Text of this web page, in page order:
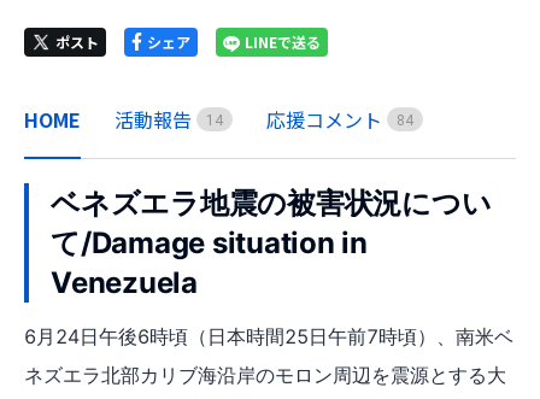
ポスト シェア LINEで送る
HOME 活動報告 1 4 応援コメント 84
ベネズエラ地震の被害状況につい
て/Damage situation in
Venezuela
6月24日午後6時頃（日本時間25日午前7時頃）、南米ベ
ネズエラ北部カリブ海沿岸のモロン周辺を震源とする大